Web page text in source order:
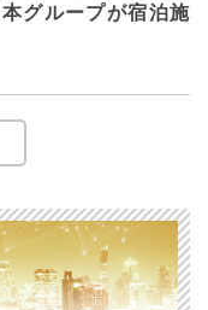
グループが宿泊施